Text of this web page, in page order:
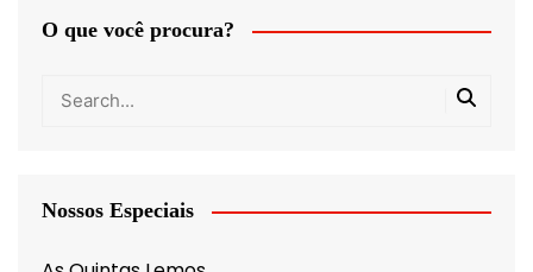
O que você procura?
Nossos Especiais